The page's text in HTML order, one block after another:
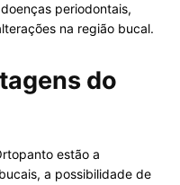
periodontais,
na região bucal.
do
estão a
a possibilidade de